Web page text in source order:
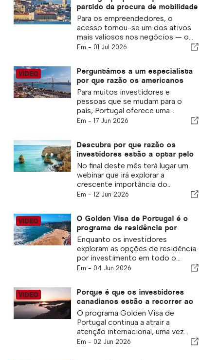
partido da procura de mobilidade
europeia por parte dos
empreendedores
Para os empreendedores, o
acesso tornou-se um dos ativos
mais valiosos nos negócios — o...
Em - 01 Jul 2026
Perguntámos a um especialista
por que razão os americanos
estão a optar pelo Visto
Dourado de Portugal
Para muitos investidores e
pessoas que se mudam para o
país, Portugal oferece uma...
Em - 17 Jun 2026
Descubra por que razão os
investidores estão a optar pelo
Visto Dourado de Portugal
No final deste mês terá lugar um
webinar que irá explorar a
crescente importância do...
Em - 12 Jun 2026
O Golden Visa de Portugal é o
programa de residência por
investimento mais inteligente da
Europa?
Enquanto os investidores
exploram as opções de residência
por investimento em todo o...
Em - 04 Jun 2026
Porque é que os investidores
canadianos estão a recorrer ao
Golden Visa de Portugal
O programa Golden Visa de
Portugal continua a atrair a
atenção internacional, uma vez...
Em - 02 Jun 2026